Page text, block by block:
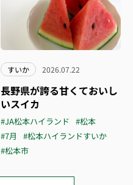
すいか 2026.07.22
長野県が誇る甘くておいし
いスイカ
#JA松本ハイランド #松本
#7月
#松本ハイランドすいか
#松本市